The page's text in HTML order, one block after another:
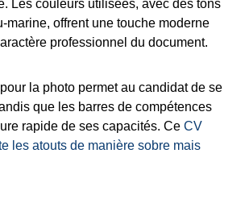
Les couleurs utilisées, avec des tons
marine, offrent une touche moderne
professionnel du document.
la photo permet au candidat de se
que les barres de compétences
rapide de ses capacités. Ce CV
les atouts de manière sobre mais